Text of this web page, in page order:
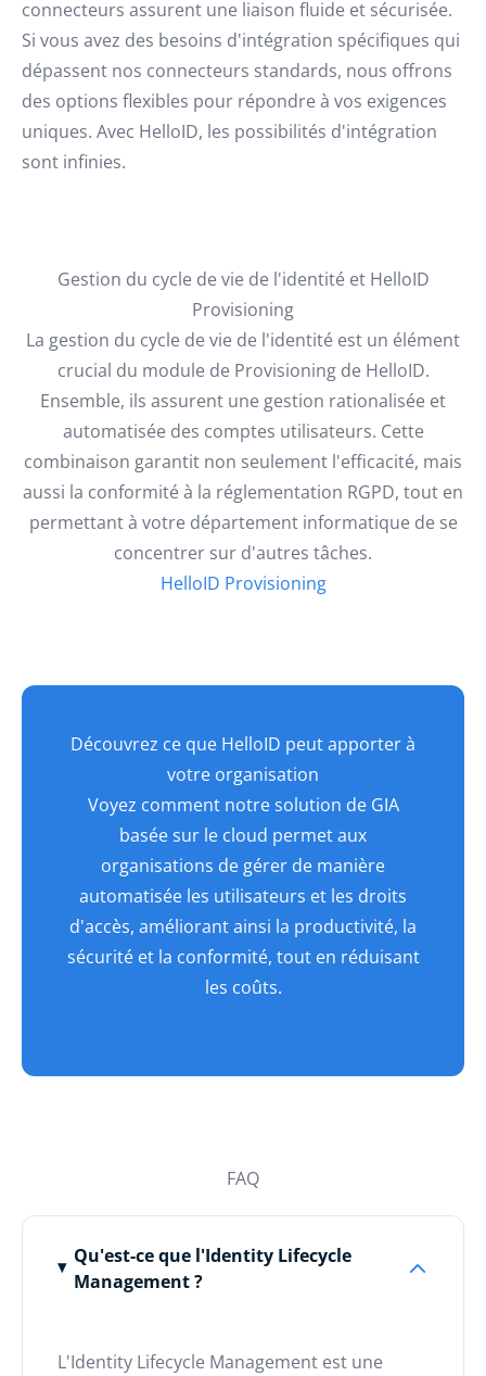
connecteurs assurent une liaison fluide et sécurisée.
Si vous avez des besoins d'intégration spécifiques qui
dépassent nos connecteurs standards, nous offrons
des options flexibles pour répondre à vos exigences
uniques. Avec HelloID, les possibilités d'intégration
sont infinies.
Gestion du cycle de vie de l'identité et HelloID
Provisioning
La gestion du cycle de vie de l'identité est un élément
crucial du module de Provisioning de HelloID.
Ensemble, ils assurent une gestion rationalisée et
automatisée des comptes utilisateurs. Cette
combinaison garantit non seulement l'efficacité, mais
aussi la conformité à la réglementation RGPD, tout en
permettant à votre département informatique de se
concentrer sur d'autres tâches.
HelloID Provisioning
Découvrez ce que HelloID peut apporter à
votre organisation
Voyez comment notre solution de GIA
basée sur le cloud permet aux
organisations de gérer de manière
automatisée les utilisateurs et les droits
d'accès, améliorant ainsi la productivité, la
sécurité et la conformité, tout en réduisant
les coûts.
FAQ
Qu'est-ce que l'Identity Lifecycle
Management ?
L'Identity Lifecycle Management est une